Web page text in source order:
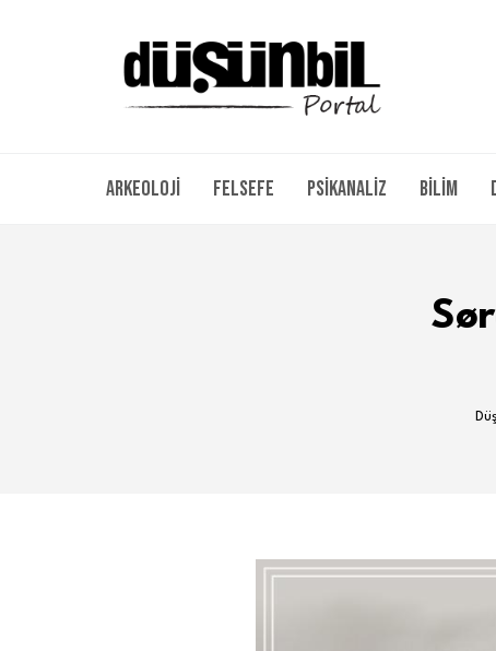
Arkeoloji Felsefe Psikanaliz Bilim